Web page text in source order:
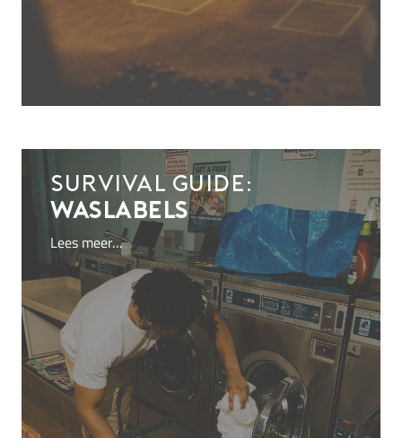
Survival guide:
waslabels
Lees meer…